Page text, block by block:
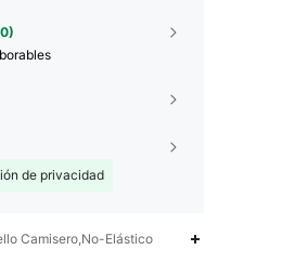
de privacidad
Camisero,No-Elástico